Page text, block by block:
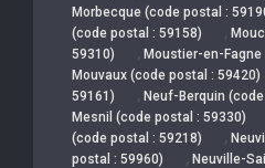
Morbecque (code postal :
(code postal : 59158)
,
59310)
, Moustier-en-
Mouvaux (code postal : 59420)
59161)
, Neuf-Berquin
Mesnil (code postal : 59330)
(code postal : 59218)
,
postal : 59960)
, Neuville-